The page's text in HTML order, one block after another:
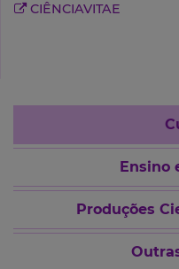
CIÊNCIAVITAE
Ensino
Produções